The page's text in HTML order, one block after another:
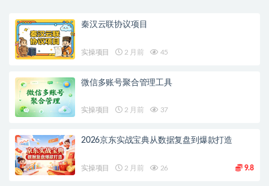
秦汉云联协议项目
实操项目 2 月前 45
微信多账号聚合管理工具
实操项目 2 月前 37
2026京东实战宝典从数据复盘到爆款打造
实操项目 2 月前 26 9.8